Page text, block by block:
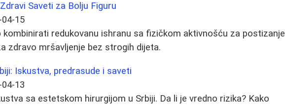
Saveti za Bolju Figuru
15
kombinirati redukovanu ishranu sa fizičkom aktivnošću za postizanje
zdravo mršavljenje bez strogih dijeta.
Iskustva, predrasude i saveti
13
sa estetskom hirurgijom u Srbiji. Da li je vredno rizika? Kako